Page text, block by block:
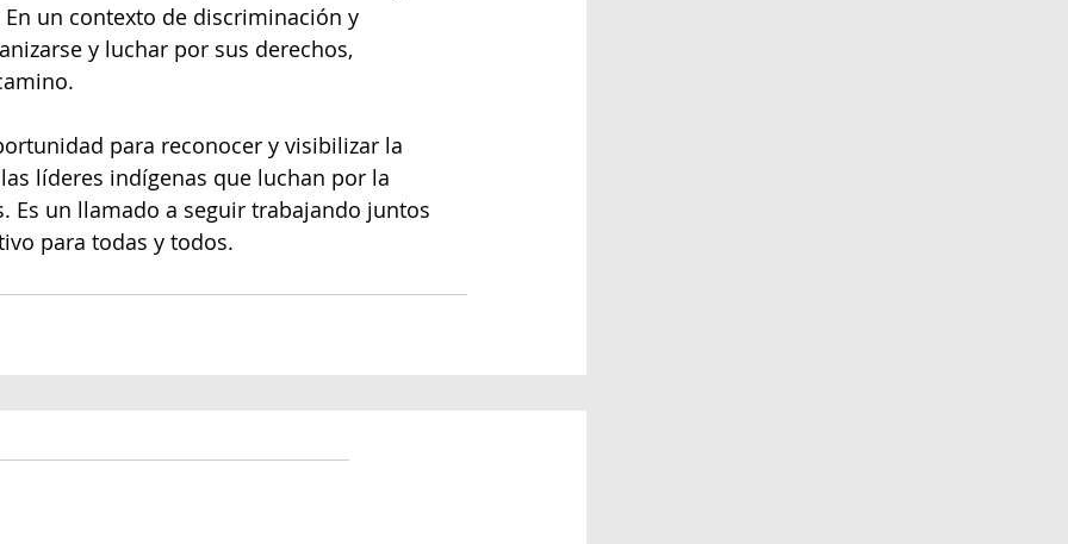
un contexto de discriminación y
y luchar por sus derechos,
para reconocer y visibilizar la
líderes indígenas que luchan por la
Es un llamado a seguir trabajando juntos
para todas y todos.